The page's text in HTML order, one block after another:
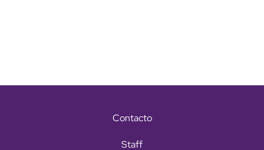
Contacto
Staff